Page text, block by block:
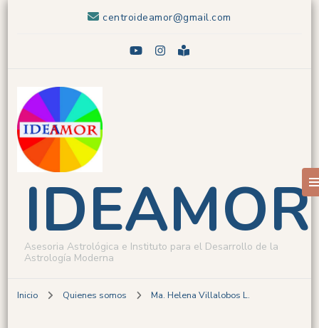
centroideamor@gmail.com
IDEAMOR
Asesoria Astrológica e Instituto para el Desarrollo de la
Astrología Moderna
Inicio Quienes somos Ma. Helena Villalobos L.